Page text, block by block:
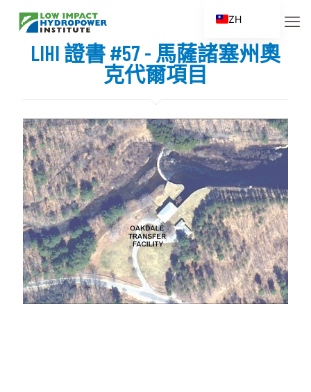
LIHI 證書 #57 - 馬薩諸塞州奧
克代爾項目
ZH
EN
ES